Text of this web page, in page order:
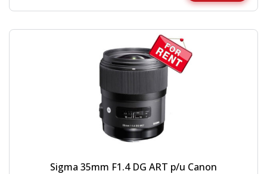
Sigma 35mm F1.4 DG ART p/u Canon